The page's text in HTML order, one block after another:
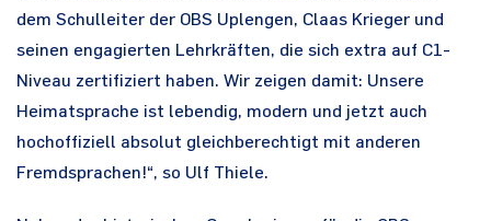
dem Schulleiter der OBS Uplengen, Claas Krieger und
seinen engagierten Lehrkräften, die sich extra auf C1-
Niveau zertifiziert haben. Wir zeigen damit: Unsere
Heimatsprache ist lebendig, modern und jetzt auch
hochoffiziell absolut gleichberechtigt mit anderen
Fremdsprachen!“, so Ulf Thiele.